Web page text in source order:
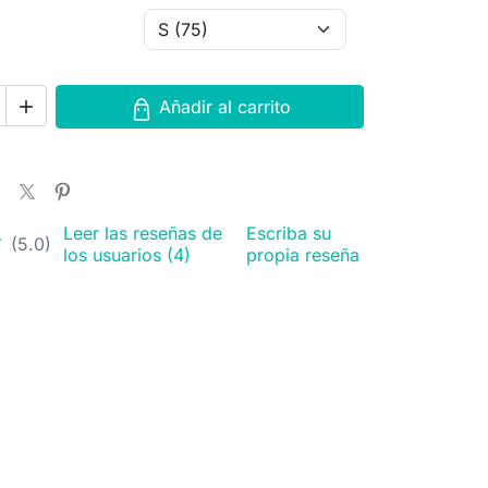
 Añadir al carrito
(5.0)
Leer las reseñas de
los usuarios (4)
Escriba su
propia reseña